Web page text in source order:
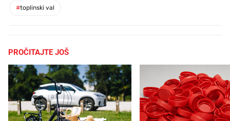
#toplinski val
PROČITAJTE JOŠ